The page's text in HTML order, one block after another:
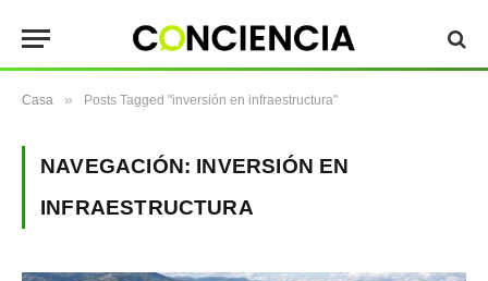
Casa » Posts Tagged "inversión en infraestructura"
NAVEGACIÓN: INVERSIÓN EN
INFRAESTRUCTURA